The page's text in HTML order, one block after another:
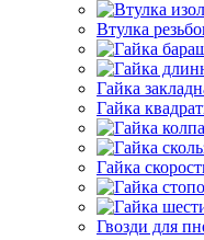
Втулка
Гайка
Гайка
Гайка
Гвозди для